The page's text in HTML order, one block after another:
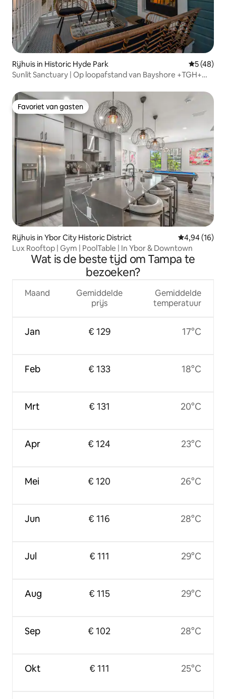
Rijhuis in Historic Hyde Park
5 (48)
Sunlit Sanctuary | Op loopafstand van Bayshore +TGH+
Favoriet van gasten
Favoriet van gasten
Rijhuis in Ybor City Historic District Gemiddelde
4,94 (16)
Lux Rooftop | Gym | PoolTable | In Ybor & Downtown
Wat is de beste tijd om Tampa te
bezoeken?
Maand
Jan
Feb
Mrt
Apr
Mei
Jun
Jul
Aug
Sep
Okt
Gemiddelde
prijs
€ 129
€ 133
€ 131
€ 124
€ 120
€ 116
€ 111
€ 115
€ 102
€ 111
Gemiddelde
temperatuur
17°C
18°C
20°C
23°C
26°C
28°C
29°C
29°C
28°C
25°C